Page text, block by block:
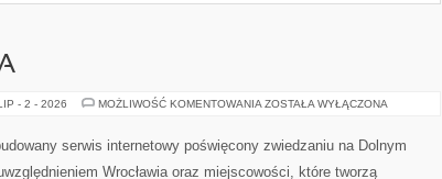
- 2 - 2026 MOŻLIWOŚĆ KOMENTOWANIA JELENIA
ZOSTAŁA WYŁĄCZONA
serwis internetowy poświęcony zwiedzaniu na Dolnym
Wrocławia oraz miejscowości, które tworzą